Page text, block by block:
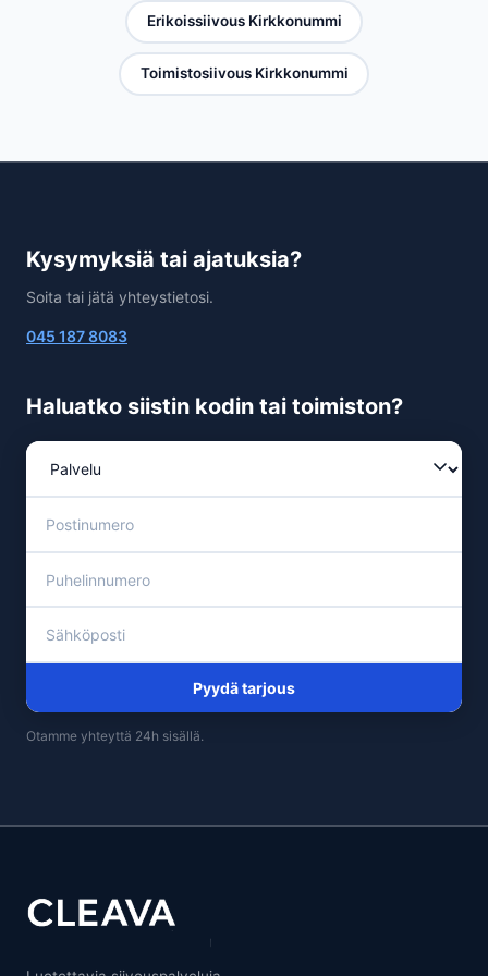
Erikoissiivous Kirkkonummi
Toimistosiivous Kirkkonummi
Kysymyksiä tai ajatuksia?
Soita tai jätä yhteystietosi.
045 187 8083
Haluatko siistin kodin tai toimiston?
Pyydä tarjous
Otamme yhteyttä 24h sisällä.